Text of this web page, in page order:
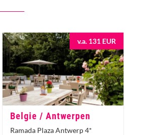
v.a. 131 EUR
Belgie / Antwerpen
Ramada Plaza Antwerp 4*